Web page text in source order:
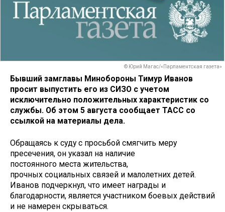
© Юрий Магас/«Парламентская газета»
Бывший замглавы Минобороны Тимур Иванов
просит выпустить его из СИЗО с учетом
исключительно положительных характеристик со
службы. Об этом 5 августа сообщает ТАСС со
ссылкой на материалы дела.
Обращаясь к суду с просьбой смягчить меру
пресечения, он указал на наличие
постоянного места жительства,
прочных социальных связей и малолетних детей.
Иванов подчеркнул, что имеет награды и
благодарности, является участником боевых действий
и не намерен скрываться.